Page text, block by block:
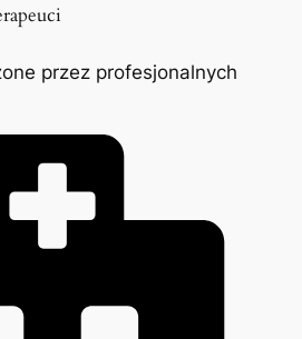
przez profesjonalnych